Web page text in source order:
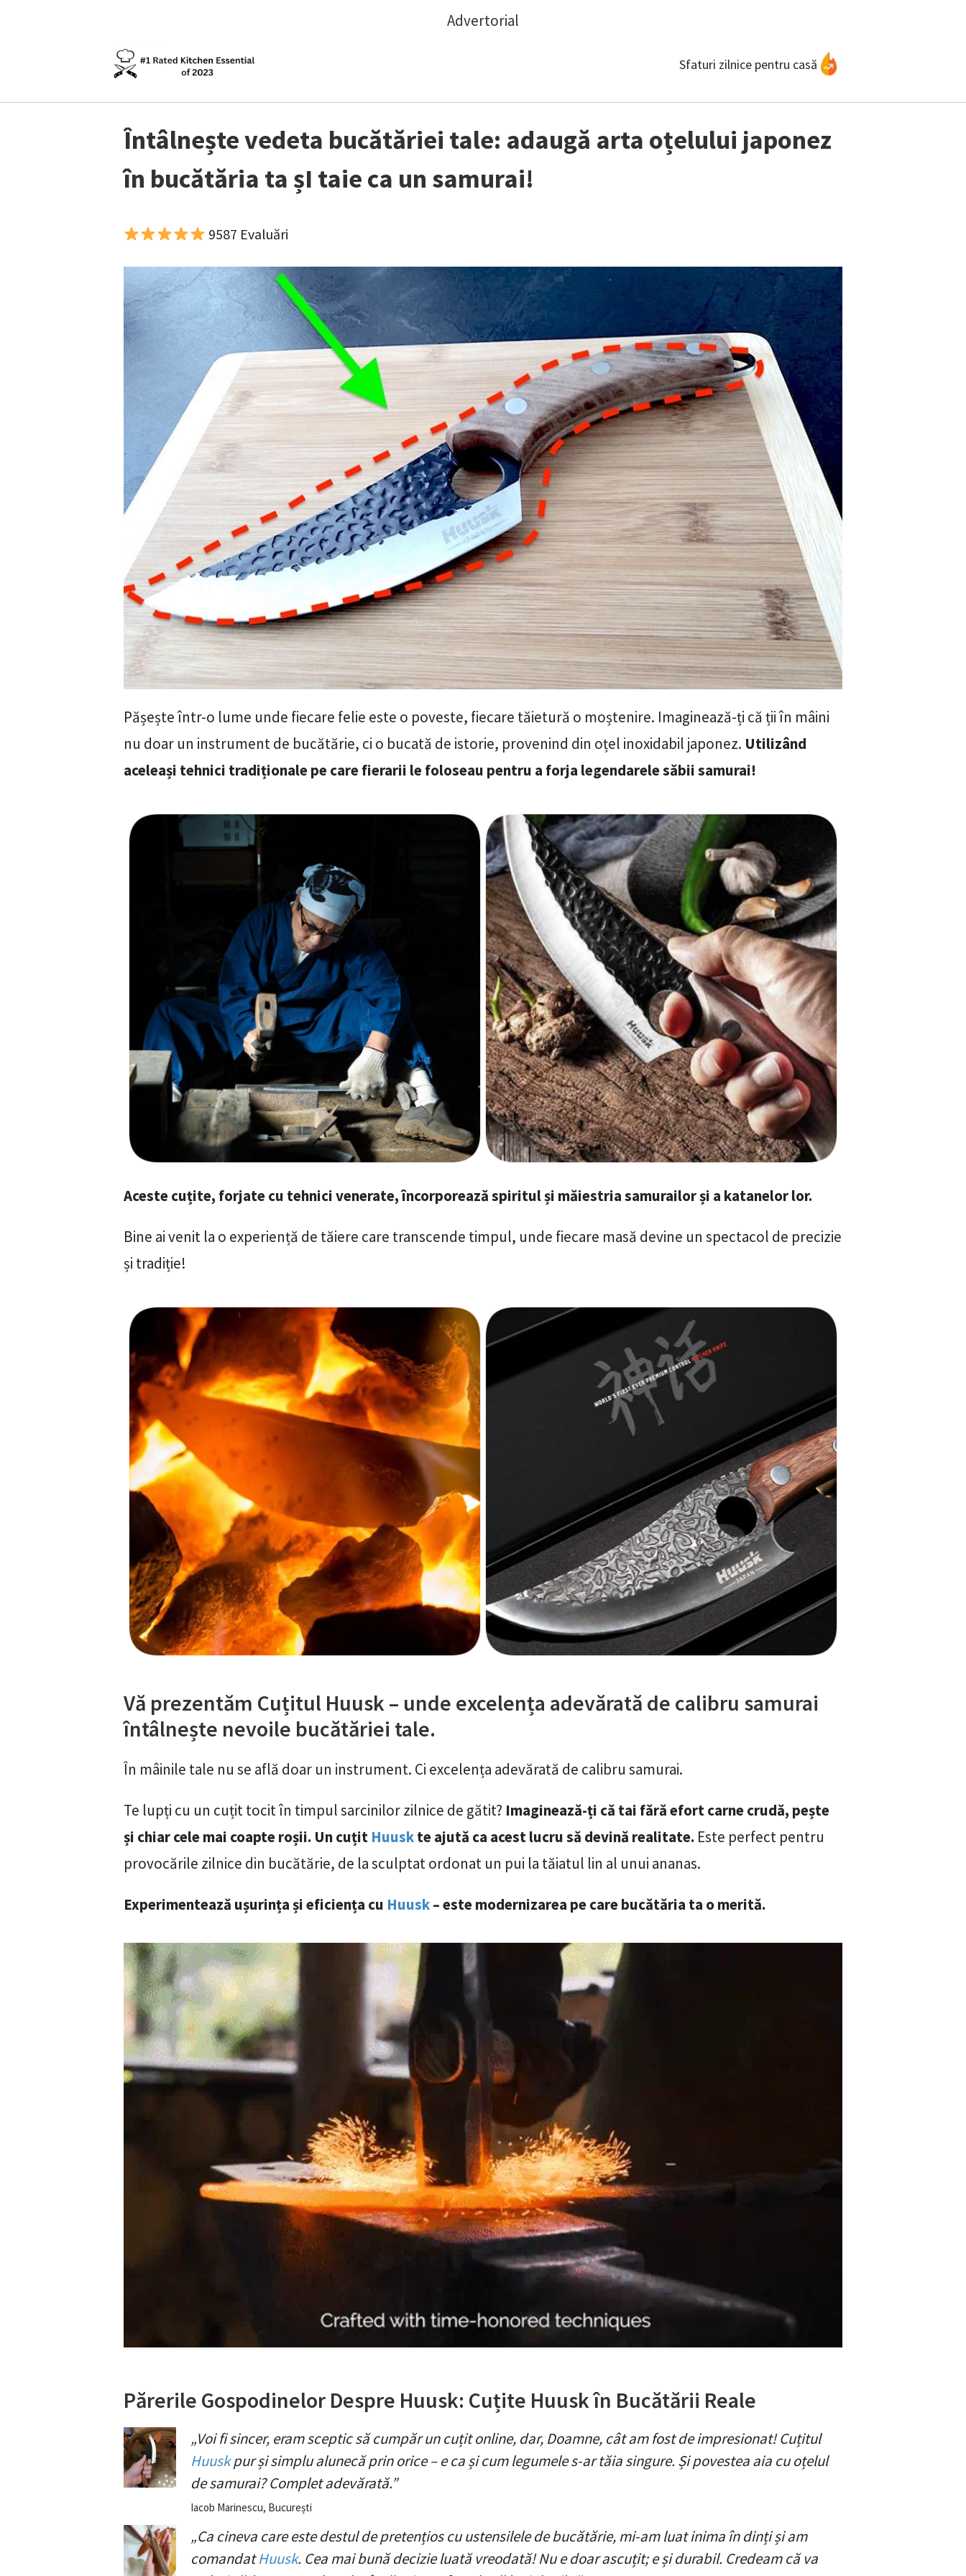
Advertorial
Sfaturi zilnice pentru casă
Întâlnește vedeta bucătăriei tale: adaugă arta oțelului japonez
în bucătăria ta șI taie ca un samurai!
9587 Evaluări
Pășește într-o lume unde fiecare felie este o poveste, fiecare tăietură o moștenire. Imaginează-ți că ții în mâini
nu doar un instrument de bucătărie, ci o bucată de istorie, provenind din oțel inoxidabil japonez. Utilizând
aceleași tehnici tradiționale pe care fierarii le foloseau pentru a forja legendarele săbii samurai!
Aceste cuțite, forjate cu tehnici venerate, încorporează spiritul și măiestria samurailor și a katanelor lor.
Bine ai venit la o experiență de tăiere care transcende timpul, unde fiecare masă devine un spectacol de precizie
și tradiție!
Vă prezentăm Cuțitul Huusk – unde excelența adevărată de calibru samurai
întâlnește nevoile bucătăriei tale.
În mâinile tale nu se află doar un instrument. Ci excelența adevărată de calibru samurai.
Te lupți cu un cuțit tocit în timpul sarcinilor zilnice de gătit? Imaginează-ți că tai fără efort carne crudă, pește
și chiar cele mai coapte roșii. Un cuțit Huuskte ajută ca acest lucru să devină realitate. Este perfect pentru
provocările zilnice din bucătărie, de la sculptat ordonat un pui la tăiatul lin al unui ananas.
Experimentează ușurința și eficiența cu Huusk– este modernizarea pe care bucătăria ta o merită.
Părerile Gospodinelor Despre Huusk: Cuțite Huusk în Bucătării Reale
„Voi fi sincer, eram sceptic să cumpăr un cuțit online, dar, Doamne, cât am fost de impresionat! Cuțitul
Huuskpur și simplu alunecă prin orice – e ca și cum legumele s-ar tăia singure. Și povestea aia cu oțelul
de samurai? Complet adevărată.”
Iacob Marinescu, București
„Ca cineva care este destul de pretențios cu ustensilele de bucătărie, mi-am luat inima în dinți și am
comandatHuusk. Cea mai bună decizie luată vreodată! Nu e doar ascuțit; e și durabil. Credeam că va